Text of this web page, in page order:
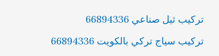
تركيب ثيل صناعي 66894336
تركيب سياج تركي بالكويت 66894336